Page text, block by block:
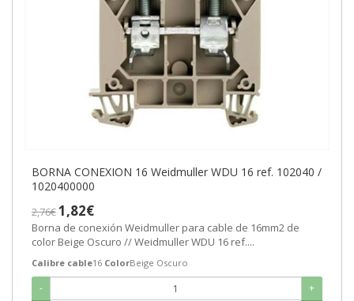
BORNA CONEXION 16 Weidmuller WDU 16 ref. 102040 /
1020400000
2,76€1,82€
Borna de conexión Weidmuller para cable de 16mm2 de
color Beige Oscuro // Weidmuller WDU 16 ref....
Calibre cable16 ColorBeige Oscuro
- +